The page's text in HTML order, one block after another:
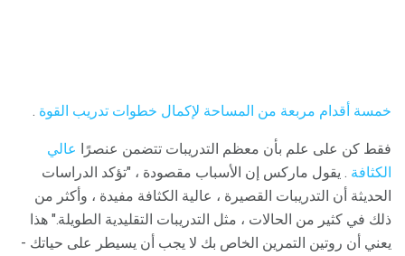
خمسة أقدام مربعة من المساحة لإكمال خطوات تدريب القوة .
فقط كن على علم بأن معظم التدريبات تتضمن عنصرًا عالي
الكثافة . يقول ماركس إن الأسباب مقصودة ، "تؤكد الدراسات
الحديثة أن التدريبات القصيرة ، عالية الكثافة مفيدة ، وأكثر من
ذلك في كثير من الحالات ، مثل التدريبات التقليدية الطويلة." هذا
يعني أن روتين التمرين الخاص بك لا يجب أن يسيطر على حياتك -